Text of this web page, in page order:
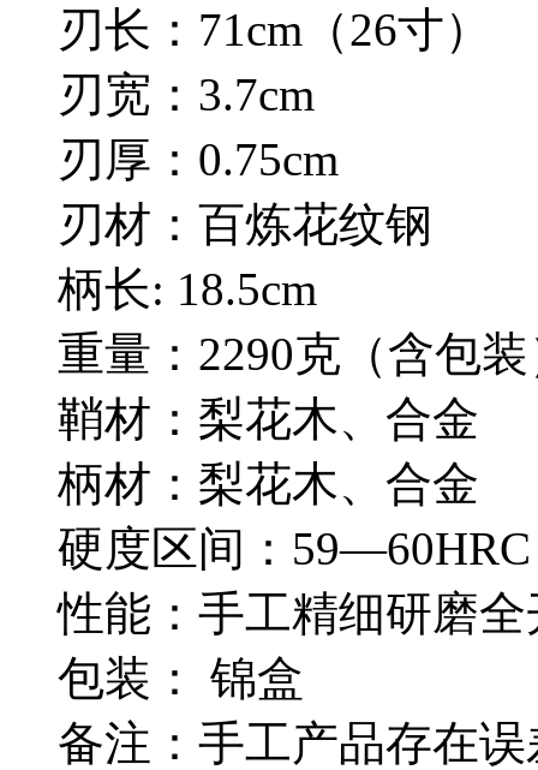
刃长：71cm（26寸）
刃宽：3.7cm
刃厚：0.75cm
刃材：百炼花纹钢
柄长: 18.5cm
重量：2290克（含包
鞘材：梨花木、合金
柄材：梨花木、合金
硬度区间：59—60HRC
性能：手工精细研磨
包装： 锦盒
备注：手工产品存在